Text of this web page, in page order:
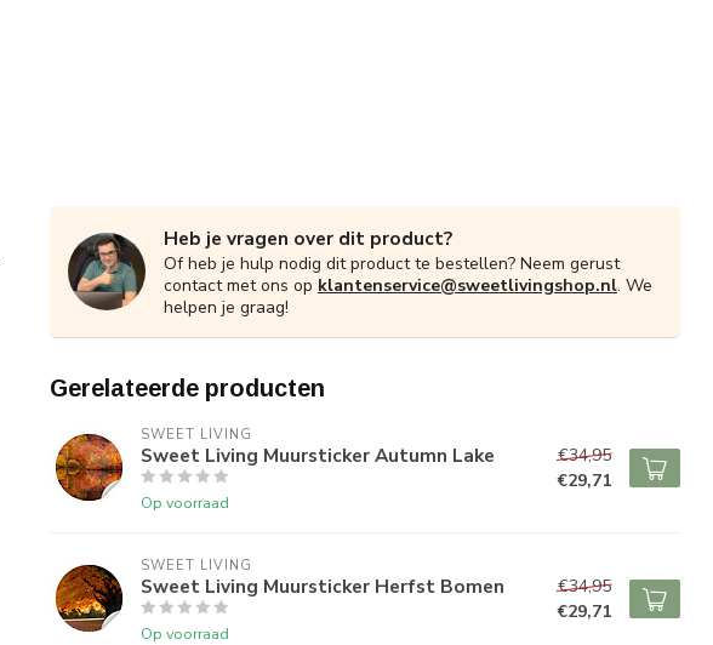
Heb je vragen over dit product?
Of heb je hulp nodig dit product te bestellen? Neem gerust
contact met ons op klantenservice@sweetlivingshop.nl. We
helpen je graag!
Gerelateerde producten
SWEET LIVING
Sweet Living Muursticker Autumn Lake
Op voorraad
€34,95
€29,71
SWEET LIVING
Sweet Living Muursticker Herfst Bomen
Op voorraad
€34,95
€29,71